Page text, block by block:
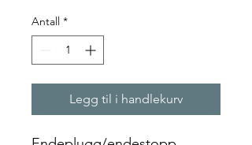
Antall *
Legg til i handlekurv